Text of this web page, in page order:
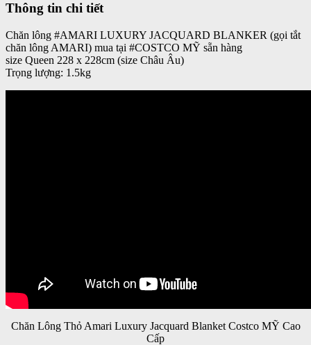
Thông tin chi tiết
Chăn lông #AMARI LUXURY JACQUARD BLANKER (gọi tắt
chăn lông AMARI) mua tại #COSTCO MỸ sẵn hàng
size Queen 228 x 228cm (size Châu Âu)
Trọng lượng: 1.5kg
Chăn Lông Thỏ Amari Luxury Jacquard Blanket Costco MỸ Cao
Cấp